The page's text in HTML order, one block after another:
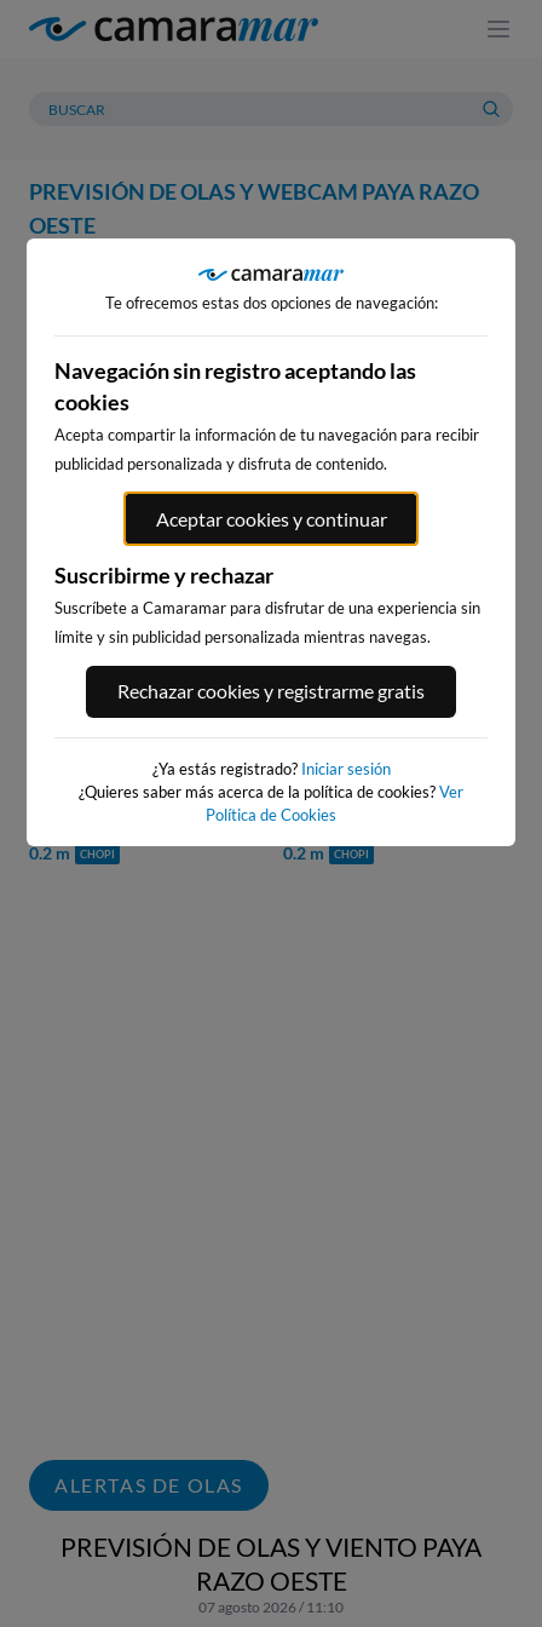
PREVISIÓN DE OLAS Y WEBCAM PAYA RAZO
OESTE
PREVISIÓN METEOROLOGÍA
WEBCAM PAYA RAZO OESTE
Stream
PRÓXIMO ANUNCIO EN:
WEBCAMS CERCANAS
PLAYA DE BALDAIO
0.2 m CHOPI
PLAYA DE CAIÓN
0.2 m CHOPI
ALERTAS DE OLAS
PREVISIÓN DE OLAS Y VIENTO PAYA
RAZO OESTE
07 agosto 2026 / 11:10
Te ofrecemos estas dos opciones de navegación:
Navegación sin registro aceptando las
cookies
Acepta compartir la información de tu navegación para recibir
publicidad personalizada y disfruta de contenido.
Aceptar cookies y continuar
Suscribirme y rechazar
Suscríbete a Camaramar para disfrutar de una experiencia sin
límite y sin publicidad personalizada mientras navegas.
Rechazar cookies y registrarme gratis
¿Ya estás registrado? Iniciar sesión
¿Quieres saber más acerca de la política de cookies?Ver
Política de Cookies